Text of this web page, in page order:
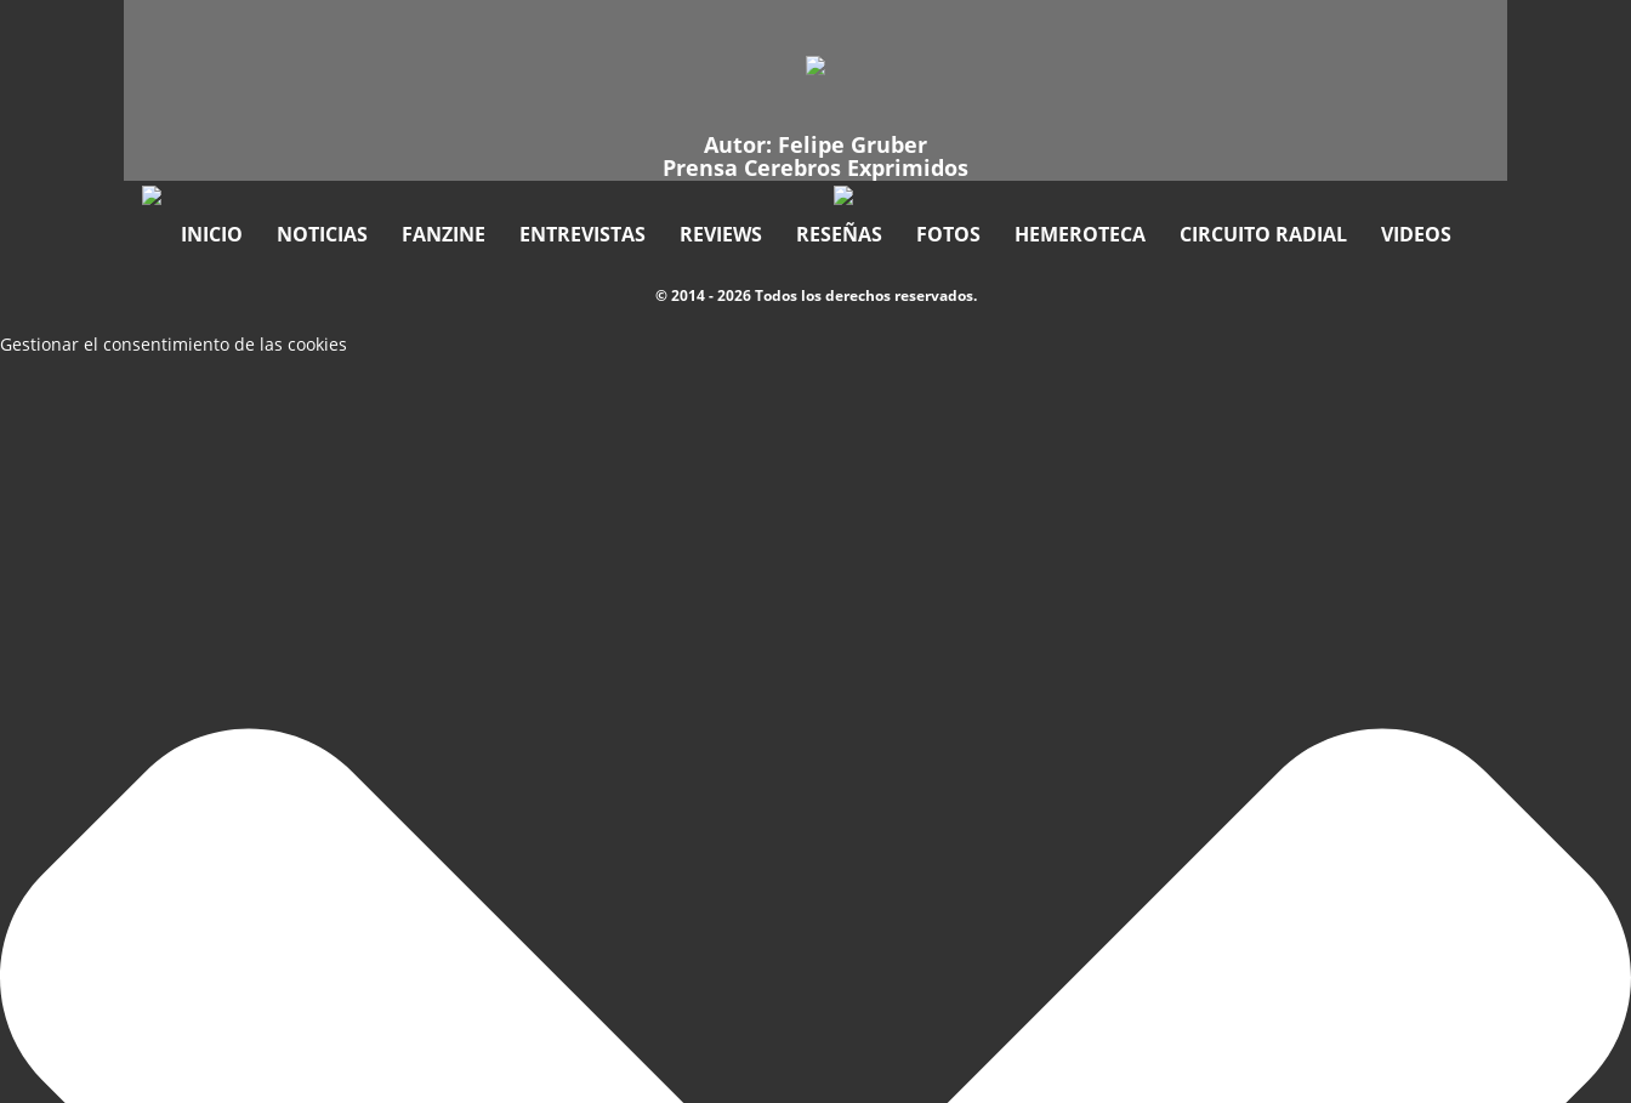
Autor: Felipe Gruber
Prensa Cerebros Exprimidos
INICIO NOTICIAS FANZINE ENTREVISTAS REVIEWS RESEÑAS FOTOS HEMEROTECA CIRCUITO RADIAL VIDEOS
© 2014 - 2026 Todos los derechos reservados.
Gestionar el consentimiento de las cookies